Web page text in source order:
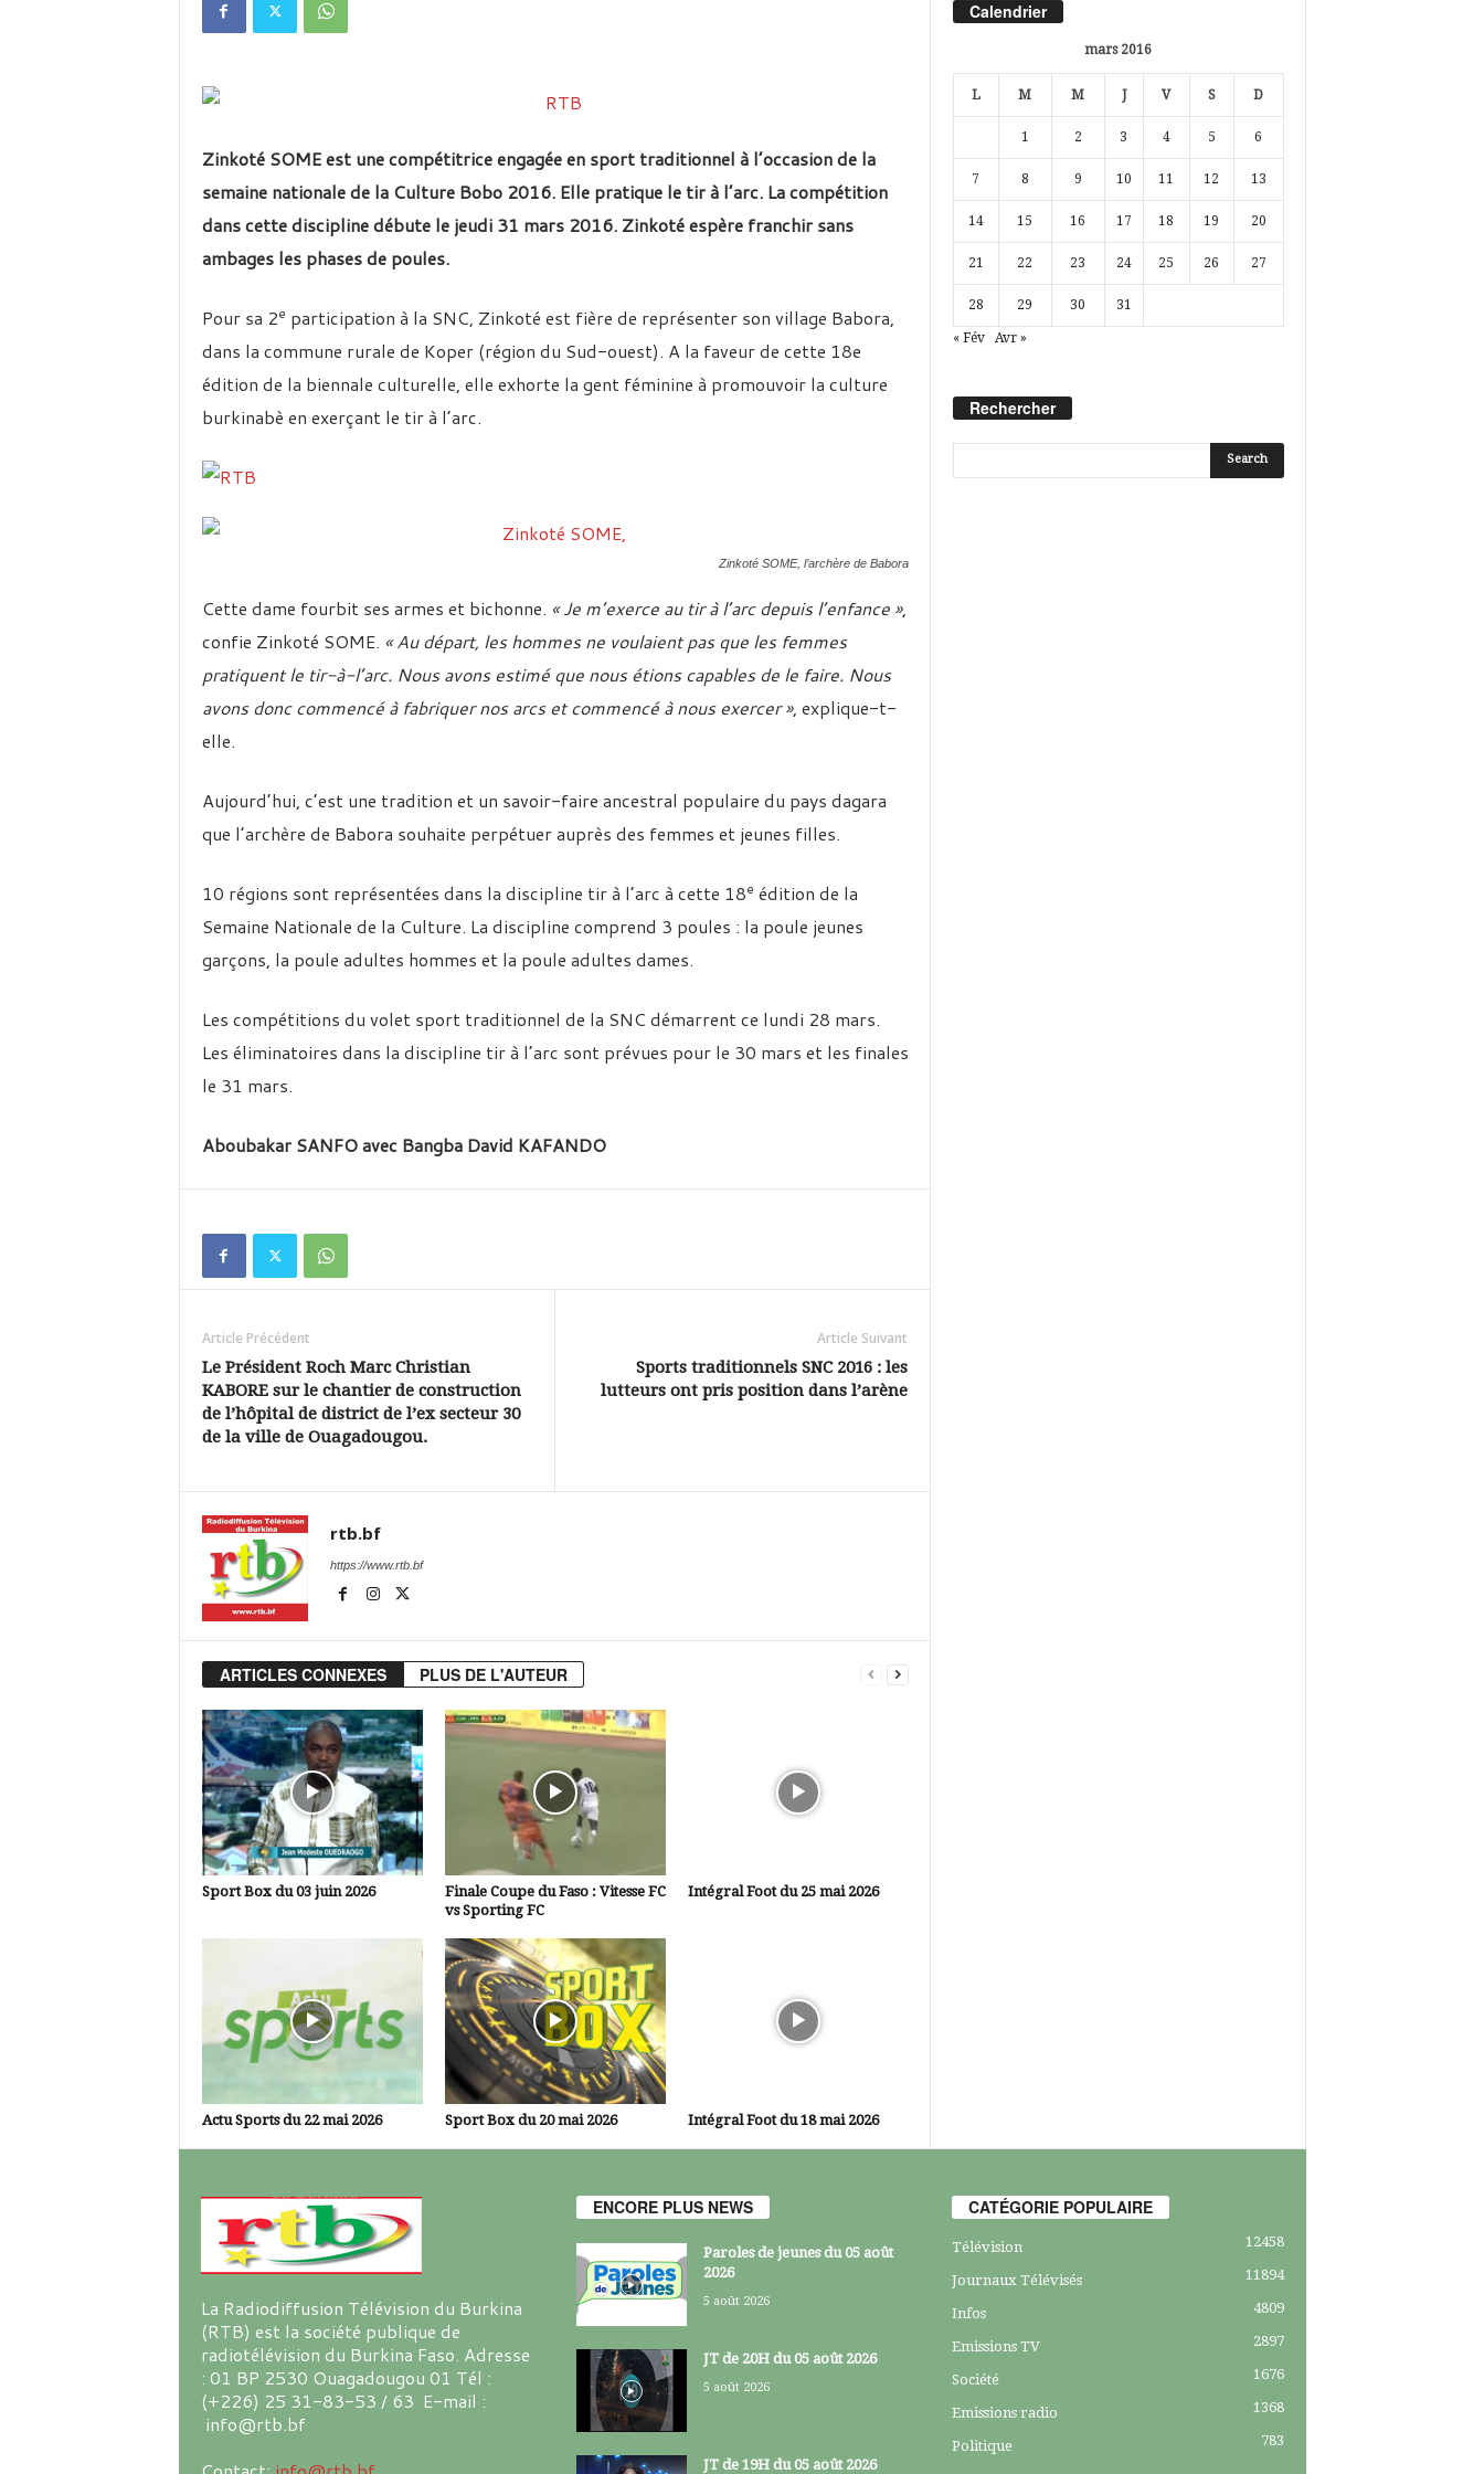
Zinkoté SOME est une compétitrice engagée en sport traditionnel à l’occasion de la
semaine nationale de la Culture Bobo 2016. Elle pratique le tir à l’arc. La compétition
dans cette discipline débute le jeudi 31 mars 2016. Zinkoté espère franchir sans
ambages les phases de poules.
Pour sa 2e participation à la SNC, Zinkoté est fière de représenter son village Babora,
dans la commune rurale de Koper (région du Sud-ouest). A la faveur de cette 18e
édition de la biennale culturelle, elle exhorte la gent féminine à promouvoir la culture
burkinabè en exerçant le tir à l’arc.
Zinkoté SOME, l’archère de Babora
Cette dame fourbit ses armes et bichonne. « Je m’exerce au tir à l’arc depuis l’enfance »,
confie Zinkoté SOME. « Au départ, les hommes ne voulaient pas que les femmes
pratiquent le tir-à-l’arc. Nous avons estimé que nous étions capables de le faire. Nous
avons donc commencé à fabriquer nos arcs et commencé à nous exercer », explique-t-
elle.
Aujourd’hui, c’est une tradition et un savoir-faire ancestral populaire du pays dagara
que l’archère de Babora souhaite perpétuer auprès des femmes et jeunes filles.
10 régions sont représentées dans la discipline tir à l’arc à cette 18e édition de la
Semaine Nationale de la Culture. La discipline comprend 3 poules : la poule jeunes
garçons, la poule adultes hommes et la poule adultes dames.
Les compétitions du volet sport traditionnel de la SNC démarrent ce lundi 28 mars.
Les éliminatoires dans la discipline tir à l’arc sont prévues pour le 30 mars et les finales
le 31 mars.
Aboubakar SANFO avec Bangba David KAFANDO
Article Précédent
Le Président Roch Marc Christian
KABORE sur le chantier de construction
de l’hôpital de district de l’ex secteur 30
de la ville de Ouagadougou.
Article Suivant
Sports traditionnels SNC 2016 : les
lutteurs ont pris position dans l’arène
rtb.bf
https://www.rtb.bf
ARTICLES CONNEXES PLUS DE L'AUTEUR
Sport Box du 03 juin 2026
Finale Coupe du Faso : Vitesse FC
vs Sporting FC
Intégral Foot du 25 mai 2026
Actu Sports du 22 mai 2026 Sport Box du 20 mai 2026 Intégral Foot du 18 mai 2026
Calendrier
mars 2016
L M M J V S D
1 2 3 4 5 6
7 8 9 10 11 12 13
14 15 16 17 18 19 20
21 22 23 24 25 26 27
28 29 30 31
« Fév Avr »
Rechercher
La Radiodiffusion Télévision du Burkina
(RTB) est la société publique de
radiotélévision du Burkina Faso. Adresse
: 01 BP 2530 Ouagadougou 01 Tél :
(+226) 25 31-83-53 / 63 E-mail :
info@rtb.bf
ENCORE PLUS NEWS
Paroles de jeunes du 05 août
2026
5 août 2026
JT de 20H du 05 août 2026
5 août 2026
JT de 19H du 05 août 2026
CATÉGORIE POPULAIRE
Télévision 12458
Journaux Télévisés 11894
Infos 4809
Emissions TV 2897
Société 1676
Emissions radio 1368
Politique 783